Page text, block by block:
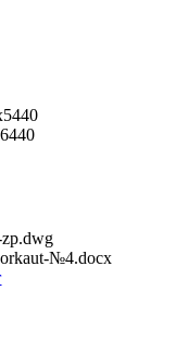
№4.docx